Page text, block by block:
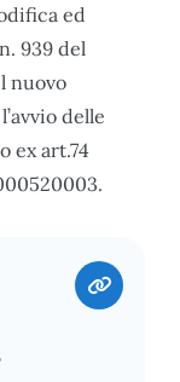
ed
939 del
nuovo
delle
ex art.74